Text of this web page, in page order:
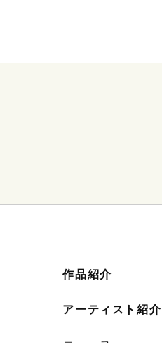
作品紹介
アーティスト紹介